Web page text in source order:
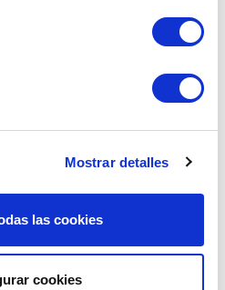
Mostrar detalles
las cookies
cookies
a empezar a
y